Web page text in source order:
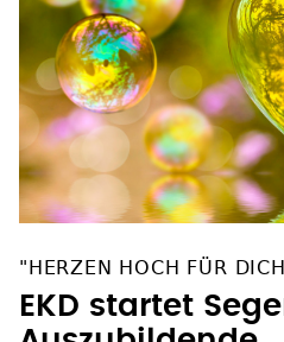
EKD startet
Auszubildende